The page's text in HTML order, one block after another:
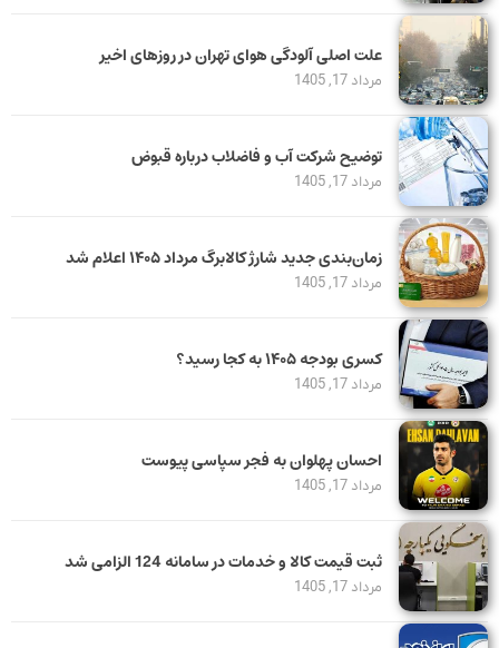
علت اصلی آلودگی هوای تهران در روزهای اخیر
مرداد 17, 1405
توضیح شرکت آب و فاضلاب درباره قبوض
مرداد 17, 1405
زمان‌بندی جدید شارژ کالابرگ مرداد ۱۴۰۵ اعلام شد
مرداد 17, 1405
کسری بودجه ۱۴۰۵ به کجا رسید؟
مرداد 17, 1405
احسان پهلوان به فجر سپاسی پیوست
مرداد 17, 1405
ثبت قیمت کالا و خدمات در سامانه 124 الزامی شد
مرداد 17, 1405